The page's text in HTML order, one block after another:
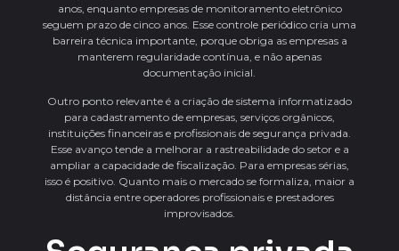
anos, enquanto empresas de monitoramento eletrônico
seguem prazo de cinco anos. Esse controle periódico cria uma
barreira técnica importante, porque obriga as empresas a
manterem regularidade contínua, e não apenas
documentação inicial.
Outro ponto relevante é a criação de sistema informatizado
para cadastramento de empresas, serviços orgânicos,
instituições financeiras e profissionais de segurança privada.
Esse avanço tende a melhorar a rastreabilidade do setor e a
ampliar a capacidade de fiscalização. Para empresas sérias,
isso é positivo. Quanto mais o mercado se formaliza, maior a
distância entre operadores profissionais e prestadores
improvisados.